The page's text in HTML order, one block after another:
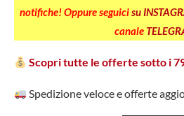
notifiche! Oppure seguicisu
canale
Scopri tutte le offerte sotto i
Spedizione veloce e offerte